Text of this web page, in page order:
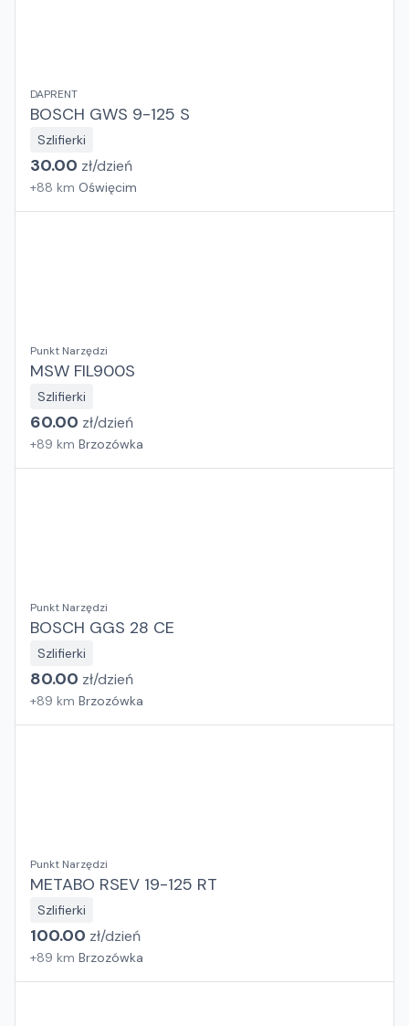
DAPRENT
BOSCH GWS 9-125 S
Szlifierki
30.00 zł/dzień
+88 km Oświęcim
Punkt Narzędzi
MSW FIL900S
Szlifierki
60.00 zł/dzień
+89 km Brzozówka
Punkt Narzędzi
BOSCH GGS 28 CE
Szlifierki
80.00 zł/dzień
+89 km Brzozówka
Punkt Narzędzi
METABO RSEV 19-125 RT
Szlifierki
100.00 zł/dzień
+89 km Brzozówka